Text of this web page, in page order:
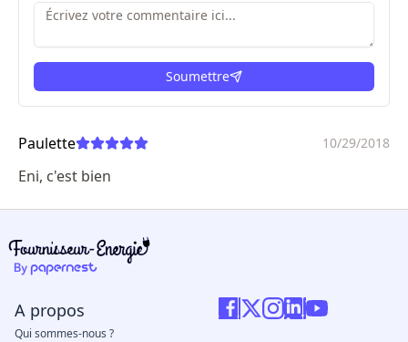
Soumettre
Paulette 10/29/2018
Eni, c'est bien
A propos
Qui sommes-nous ?